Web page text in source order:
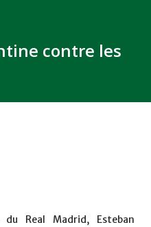
contre les
Real Madrid, Esteban